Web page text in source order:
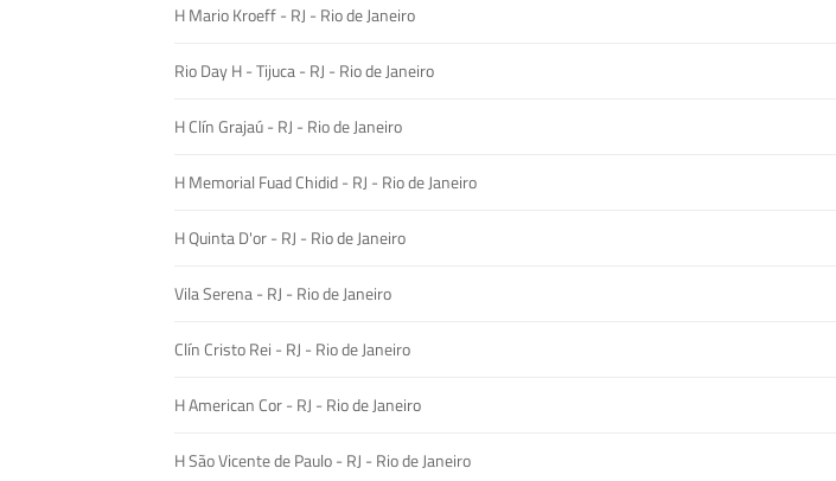
H Mario Kroeff - RJ - Rio de Janeiro
Rio Day H - Tijuca - RJ - Rio de Janeiro
H Clín Grajaú - RJ - Rio de Janeiro
H Memorial Fuad Chidid - RJ - Rio de Janeiro
H Quinta D'or - RJ - Rio de Janeiro
Vila Serena - RJ - Rio de Janeiro
Clín Cristo Rei - RJ - Rio de Janeiro
H American Cor - RJ - Rio de Janeiro
H São Vicente de Paulo - RJ - Rio de Janeiro